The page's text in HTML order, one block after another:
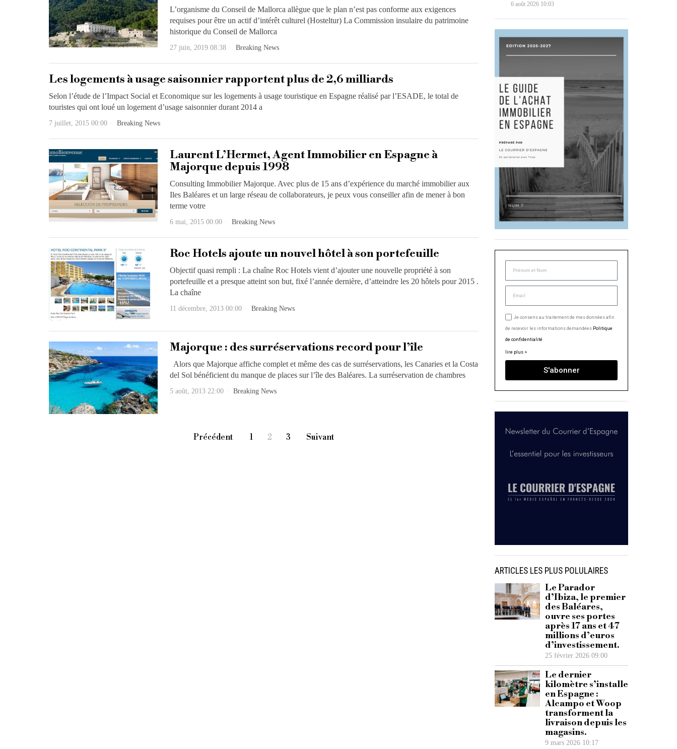
L’organisme du Conseil de Mallorca allègue que le plan n’est pas conforme aux exigences
requises pour être un actif d’intérêt culturel (Hosteltur) La Commission insulaire du patrimoine
historique du Conseil de Mallorca
27 juin, 2019 08:38 Breaking News
Les logements à usage saisonnier rapportent plus de 2,6 milliards
Selon l’étude de l’Impact Social et Economique sur les logements à usage touristique en Espagne réalisé par l’ESADE, le total de
touristes qui ont loué un logement d’usage saisonnier durant 2014 a
7 juillet, 2015 00:00 Breaking News
Laurent L’Hermet, Agent Immobilier en Espagne à
Majorque depuis 1998
Consulting Immobilier Majorque. Avec plus de 15 ans d’expérience du marché immobilier aux
Iles Baléares et un large réseau de collaborateurs, je peux vous conseiller afin de mener à bon
terme votre
6 mai, 2015 00:00 Breaking News
Roc Hotels ajoute un nouvel hôtel à son portefeuille
Objectif quasi rempli : La chaîne Roc Hotels vient d’ajouter une nouvelle propriété à son
portefeuille et a presque atteint son but, fixé l’année dernière, d’atteindre les 20 hôtels pour 2015 .
La chaîne
11 décembre, 2013 00:00 Breaking News
Majorque : des surréservations record pour l’île
Alors que Majorque affiche complet et même des cas de surréservations, les Canaries et la Costa
del Sol bénéficient du manque de places sur l’île des Baléares. La surréservation de chambres
5 août, 2013 22:00 Breaking News
Précédent 1 2 3 Suivant
6 août 2026 10:03
Je consens au traitement de mes données afin
de recevoir les informations demandées.Politique
de confidentialité
lire plus >
S'abonner
ARTICLES LES PLUS POLULAIRES
Le Parador
d’Ibiza, le premier
des Baléares,
ouvre ses portes
après 17 ans et 47
millions d’euros
d’investissement.
25 février 2026 09:00
Le dernier
kilomètre s’installe
en Espagne :
Alcampo et Woop
transforment la
livraison depuis les
magasins.
9 mars 2026 10:17